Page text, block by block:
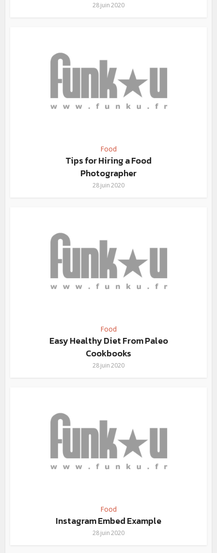
28 juin 2020
Food
Tips for Hiring a Food
Photographer
28 juin 2020
Food
Easy Healthy Diet From Paleo
Cookbooks
28 juin 2020
Food
Instagram Embed Example
28 juin 2020